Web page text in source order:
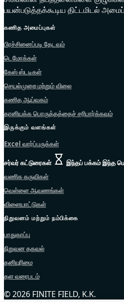
பயன்படுத்தக்கூடிய திட்டமிடல்
கணித அமைப்புகள்
பிரச்சினைப்படி தேடவும்
டெமோக்கள்
கேஸ் ஸ்டடிகள்
செயல்முறை மற்றும் விலை
கணித ஆய்வகம்
தானியக்க பொருத்தத்தைச் சரிபார்க்கவும்
இருக்கும் வளங்கள்
Excel வார்ப்புருக்கள்
சர்வர் கட்டுரைகள்
இந்தப் பக்கம் இந்த
வணிக கருவிகள்
வெள்ளை ஆவணங்கள்
விளையாட்டுகள்
நிறுவனம் மற்றும் நம்பிக்கை
பாதுகாப்பு
நிறுவன தகவல்
தனியுரிமை
தள வரைபடம்
© 2026 FINITE FIELD, K.K.